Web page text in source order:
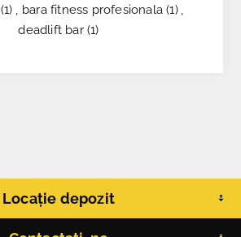
(1) , bara fitness profesionala (1) ,
deadlift bar (1)
Locație depozit